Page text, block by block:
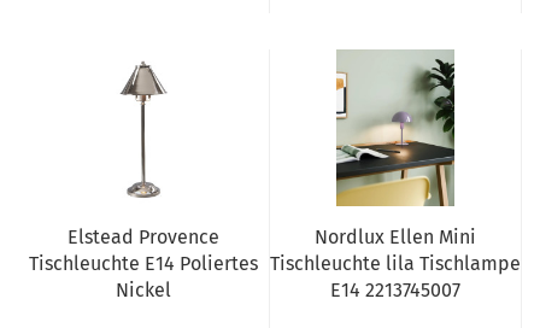
Elstead Provence
Tischleuchte E14 Poliertes
Nickel
Nordlux Ellen Mini
Tischleuchte lila Tischlampe
E14 2213745007